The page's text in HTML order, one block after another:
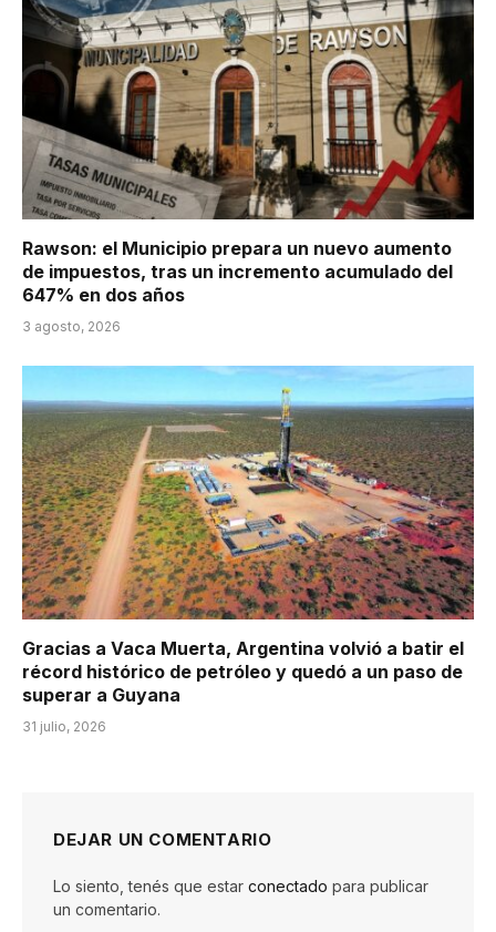
Rawson: el Municipio prepara un nuevo aumento
de impuestos, tras un incremento acumulado del
647% en dos años
3 agosto, 2026
Gracias a Vaca Muerta, Argentina volvió a batir el
récord histórico de petróleo y quedó a un paso de
superar a Guyana
31 julio, 2026
DEJAR UN COMENTARIO
Lo siento, tenés que estar conectado para publicar
un comentario.